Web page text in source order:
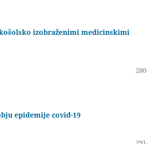
izobraženimi medicinskimi
epidemije covid-19